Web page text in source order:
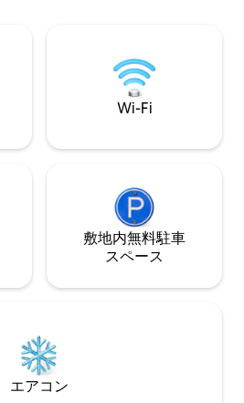
ダイニングテー
ッドフォードビ
したキッチン
だけます。 ミルウォーキーの魅力を存分
に発見できる素晴
ションです。
Wi-Fi
敷地内無料駐⁠車
ス⁠ペ⁠ー⁠ス
エアコン